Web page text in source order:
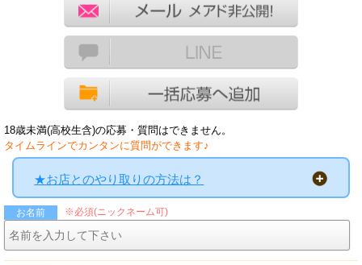
18歳未満(高校生含)の応募・質問はできません。
タイムラインでカンタンに質問ができます♪
★お店とのやり取りの方法は？
お名前 ※必須(ニックネーム可)